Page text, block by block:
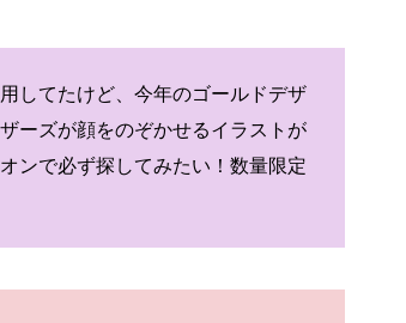
してたけど、今年のゴールドデザ
ーズが顔をのぞかせるイラストが
ンで必ず探してみたい！数量限定